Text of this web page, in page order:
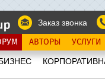
Заказ звонка
АВТОРЫ УСЛУГИ